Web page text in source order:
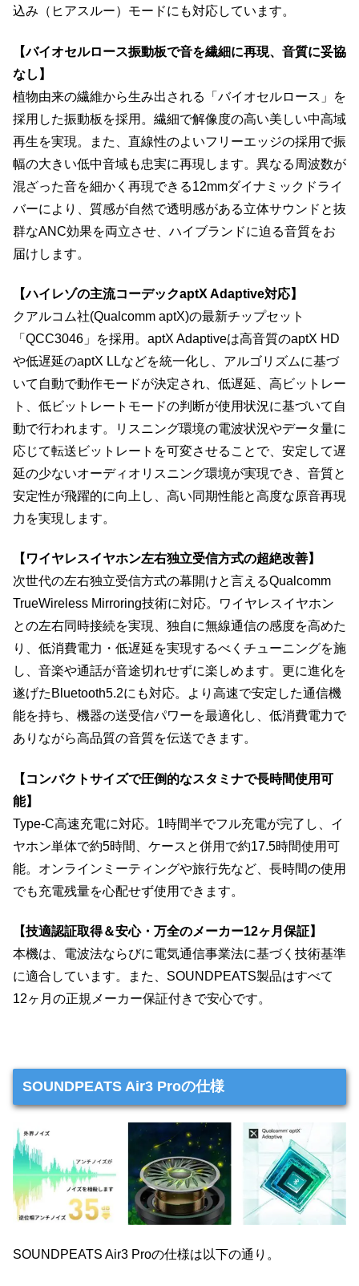
込み（ヒアスルー）モードにも対応しています。
【バイオセルロース振動板で音を繊細に再現、音質に妥協
なし】
植物由来の繊維から生み出される「バイオセルロース」を
採用した振動板を採用。繊細で解像度の高い美しい中高域
再生を実現。また、直線性のよいフリーエッジの採用で振
幅の大きい低中音域も忠実に再現します。異なる周波数が
混ざった音を細かく再現できる12mmダイナミックドライ
バーにより、質感が自然で透明感がある立体サウンドと抜
群なANC効果を両立させ、ハイブランドに迫る音質をお
届けします。
【ハイレゾの主流コーデックaptX Adaptive対応】
クアルコム社(Qualcomm aptX)の最新チップセット
「QCC3046」を採用。aptX Adaptiveは高音質のaptX HD
や低遅延のaptX LLなどを統一化し、アルゴリズムに基づ
いて自動で動作モードが決定され、低遅延、高ビットレー
ト、低ビットレートモードの判断が使用状況に基づいて自
動で行われます。リスニング環境の電波状況やデータ量に
応じて転送ビットレートを可変させることで、安定して遅
延の少ないオーディオリスニング環境が実現でき、音質と
安定性が飛躍的に向上し、高い同期性能と高度な原音再現
力を実現します。
【ワイヤレスイヤホン左右独立受信方式の超絶改善】
次世代の左右独立受信方式の幕開けと言えるQualcomm
TrueWireless Mirroring技術に対応。ワイヤレスイヤホン
との左右同時接続を実現、独自に無線通信の感度を高めた
り、低消費電力・低遅延を実現するべくチューニングを施
し、音楽や通話が音途切れせずに楽しめます。更に進化を
遂げたBluetooth5.2にも対応。より高速で安定した通信機
能を持ち、機器の送受信パワーを最適化し、低消費電力で
ありながら高品質の音質を伝送できます。
【コンパクトサイズで圧倒的なスタミナで長時間使用可
能】
Type-C高速充電に対応。1時間半でフル充電が完了し、イ
ヤホン単体で約5時間、ケースと併用で約17.5時間使用可
能。オンラインミーティングや旅行先など、長時間の使用
でも充電残量を心配せず使用できます。
【技適認証取得＆安心・万全のメーカー12ヶ月保証】
本機は、電波法ならびに電気通信事業法に基づく技術基準
に適合しています。また、SOUNDPEATS製品はすべて
12ヶ月の正規メーカー保証付きで安心です。
SOUNDPEATS Air3 Proの仕様
SOUNDPEATS Air3 Proの仕様は以下の通り。